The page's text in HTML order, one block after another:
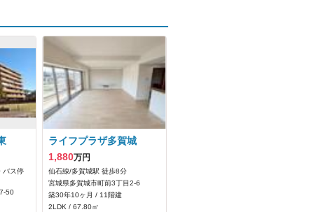
バス停
50
ライフプラザ多賀城
1,880万円
仙石線/多賀城駅 徒歩8分
宮城県多賀城市町前3丁目2-6
築30年10ヶ月 / 11階建
2LDK / 67.80㎡